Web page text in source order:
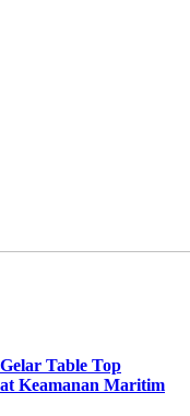
Table Top
Keamanan Maritim